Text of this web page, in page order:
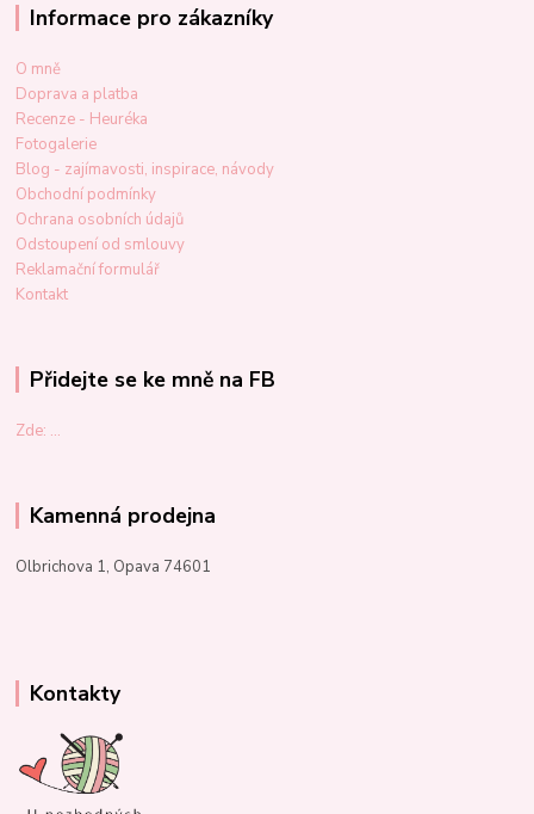
Informace pro zákazníky
O mně
Doprava a platba
Recenze - Heuréka
Fotogalerie
Blog - zajímavosti, inspirace, návody
Obchodní podmínky
Ochrana osobních údajů
Odstoupení od smlouvy
Reklamační formulář
Kontakt
Přidejte se ke mně na FB
Zde: ...
Kamenná prodejna
Olbrichova 1, Opava 74601
Kontakty